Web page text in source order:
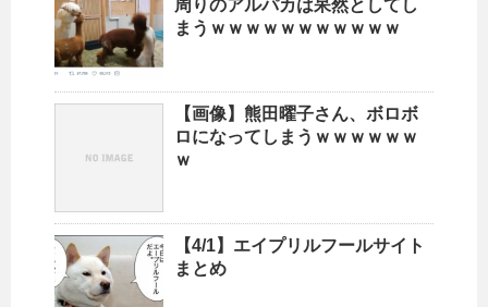
周りのアルパカは呆然としてし
まうｗｗｗｗｗｗｗｗｗｗｗ
【画像】熊田曜子さん、ボロボ
ロになってしまうｗｗｗｗｗｗ
ｗ
【4/1】エイプリルフールサイト
まとめ